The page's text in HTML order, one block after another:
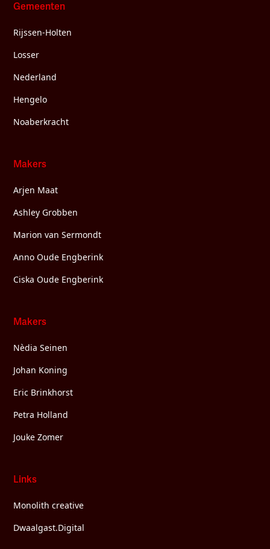
Gemeenten
Rijssen-Holten
Losser
Nederland
Hengelo
Noaberkracht
Makers
Arjen Maat
Ashley Grobben
Marion van Sermondt
Anno Oude Engberink
Ciska Oude Engberink
Makers
Nèdia Seinen
Johan Koning
Eric Brinkhorst
Petra Holland
Jouke Zomer
Links
Monolith creative
Dwaalgast.Digital